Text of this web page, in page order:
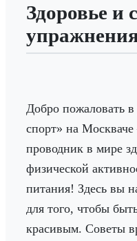
Здоровье и
Добро пожаловать
спорт» на
проводник в мире
физической
питания! Здесь вы
для того, чтобы
красивым. Советы